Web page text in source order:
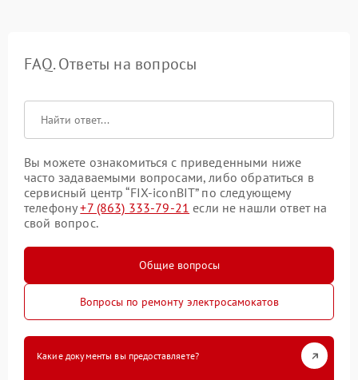
FAQ. Ответы на вопросы
Вы можете ознакомиться с приведенными ниже
часто задаваемыми вопросами, либо обратиться в
сервисный центр “FIX-iconBIT” по следующему
телефону+7 (863) 333-79-21 если не нашли ответ на
свой вопрос.
Общие вопросы
Вопросы по ремонту электросамокатов
Какие документы вы предоставляете?